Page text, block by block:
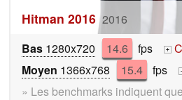
Hitman 2016 2016
Bas 1280x720 14.6 fps +
Moyen 1366x768 15.4 fps
» Les benchmarks indiquent